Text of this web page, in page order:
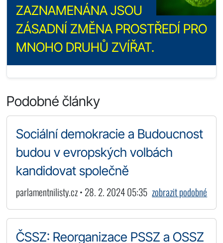
ZAZNAMENÁNA JSOU
ZÁSADNÍ ZMĚNA PROSTŘEDÍ PRO
MNOHO DRUHŮ ZVÍŘAT.
Podobné články
Sociální demokracie a Budoucnost
budou v evropských volbách
kandidovat společně
parlamentnilisty.cz • 28. 2. 2024 05:35 zobrazit podobné
ČSSZ: Reorganizace PSSZ a OSSZ